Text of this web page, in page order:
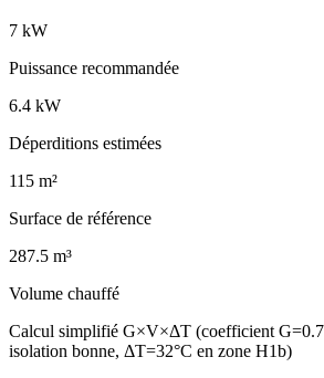
7 kW
Puissance recommandée
6.4 kW
Déperditions estimées
115 m²
Surface de référence
287.5 m³
Volume chauffé
Calcul simplifié G×V×ΔT (coefficient G=0.7
isolation bonne, ΔT=32°C en zone H1b)